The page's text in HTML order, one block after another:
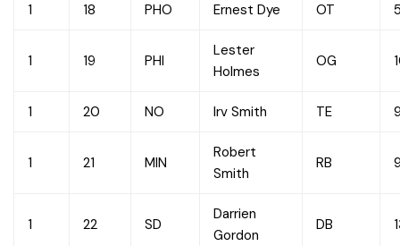
1 18 PHO Ernest Dye OT
1 19 PHI
Lester
Holmes
OG
1 20 NO Irv Smith TE
1 21 MIN
Robert
Smith
RB
1 22 SD
Darrien
Gordon
DB